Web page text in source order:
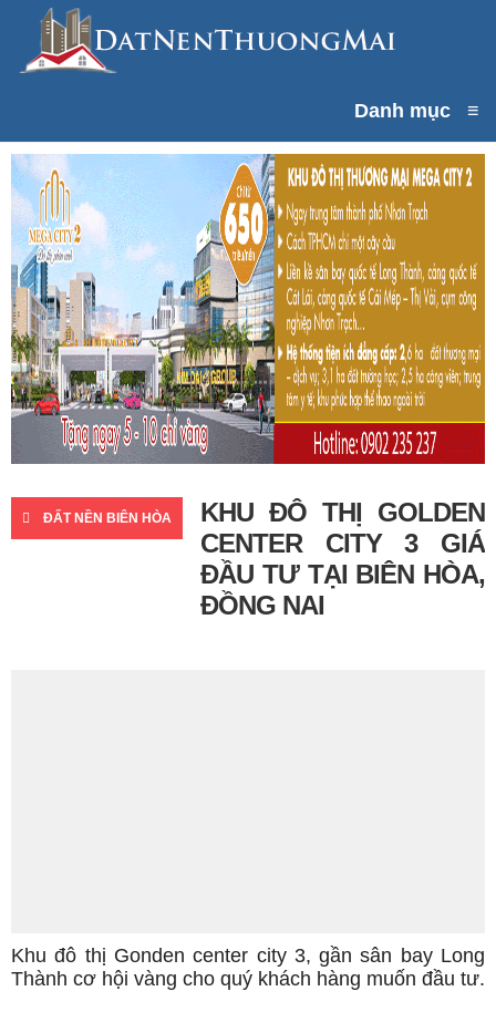
Danh mục ≡
ĐẤT NỀN BIÊN HÒA
KHU ĐÔ THỊ GOLDEN
CENTER CITY 3 GIÁ
ĐẦU TƯ TẠI BIÊN HÒA,
ĐỒNG NAI
Khu đô thị Gonden center city 3, gần sân bay Long
Thành cơ hội vàng cho quý khách hàng muốn đầu tư.